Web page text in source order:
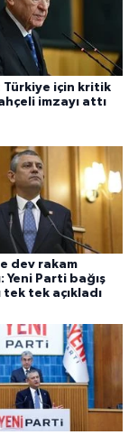
Türkiye için kritik
imzayı attı
dev rakam
Yeni Parti bağış
tek tek açıkladı